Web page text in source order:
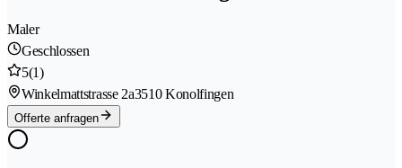
Maler
Geschlossen
5(1)
Winkelmattstrasse 2a3510 Konolfingen
Offerte anfragen